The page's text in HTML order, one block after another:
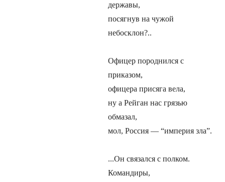
державы,
посягнув на чужой
небосклон?..
Офицер породнился с
приказом,
офицера присяга вела,
ну а Рейган нас грязью
обмазал,
мол, Россия — “империя зла”.
...Он связался с полком.
Командиры,